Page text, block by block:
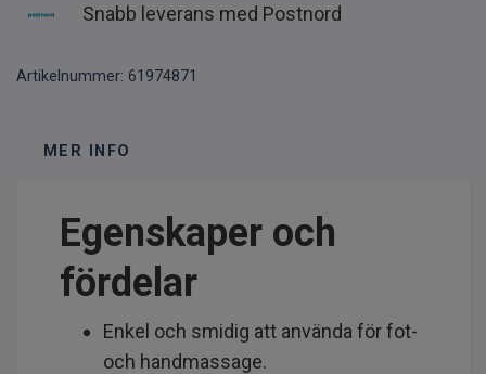
Snabb leverans med Postnord
Artikelnummer: 61974871
MER INFO
Egenskaper och
fördelar
Enkel och smidig att använda för fot-
och handmassage.